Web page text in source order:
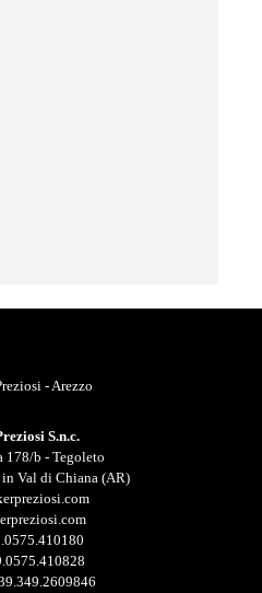
S.n.c.
178/b - Tegoleto
Val di Chiana (AR)